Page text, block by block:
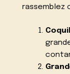
rassemblez